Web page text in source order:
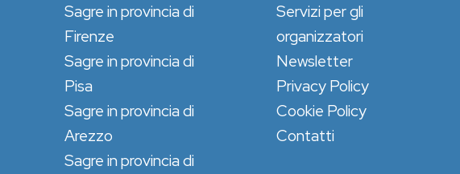
Sagre in provincia di
Firenze
Sagre in provincia di
Pisa
Sagre in provincia di
Arezzo
Sagre in provincia di
Servizi per gli
organizzatori
Newsletter
Privacy Policy
Cookie Policy
Contatti